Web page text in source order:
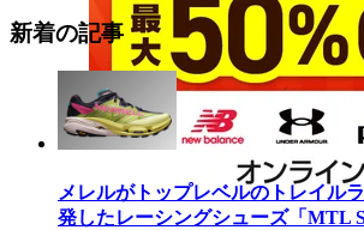
新着の記事
メレルがトップレベルのトレイル
発したレーシングシューズ「MTL